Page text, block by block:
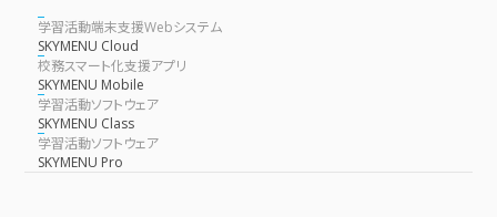
学習活動端末支援Webシステム
SKYMENU Cloud
校務スマート化支援アプリ
SKYMENU Mobile
学習活動ソフトウェア
SKYMENU Class
学習活動ソフトウェア
SKYMENU Pro